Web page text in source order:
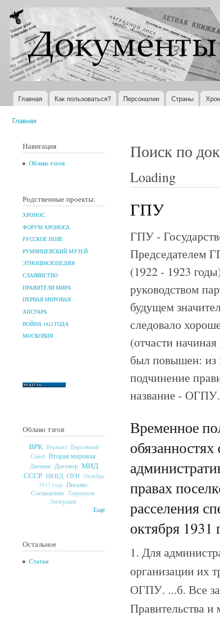
Документы
XX века
Всемирная
история в
Интернете
Главное меню
Главная Как пользоваться? Персоналии Страны
Главная
Навигация
Облако тэгов
Родственные проекты:
ХРОНОС
ФОРУМ ХРОНОСА
РУССКОЕ ПОЛЕ
РУМЯНЦЕВСКИЙ МУЗЕЙ
ЭТНОЦИКЛОПЕДИЯ
СЛАВЯНСТВО
ПРАВИТЕЛИ МИРА
ПЕРВАЯ МИРОВАЯ
АПСУАРА
ВОЙНА 1812 ГОДА
МОСКОВИЯ
Облако тэгов
ВРК Вермахт Верховный
Совет Вторая мировая
Дневник Договор МИД
СССР НКВД ОУН Октябрь
1917 года Письмо
Соглашение Терроризм
Эмиграция
Ещё
Остальное
Статьи
Поиск по
Loading
ГПУ
ГПУ -
Председателем
(1922 - 1923
руководством
будущем
следовало
(отчасти
был повышен: из
подчинение
название - ОГПУ.
Временное
правах
расселения
октября 1931
1. Для
организации их
ОГПУ. ...б. Все
Правительства